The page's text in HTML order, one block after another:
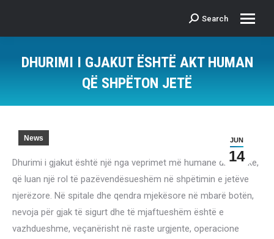
Search:
Search
DHURIMI I GJAKUT ËSHTË AKT HUMAN
QË SHPËTON JETË
JUN
14
News
Dhurimi i gjakut është një nga veprimet më humane dhe jetike,
që luan një rol të pazëvendësueshëm në shpëtimin e jetëve
njerëzore. Në spitale dhe qendra mjekësore në mbarë botën,
nevoja për gjak të sigurt dhe të mjaftueshëm është e
vazhdueshme, veçanërisht në raste urgjente, operacione